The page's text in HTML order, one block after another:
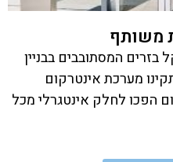
משותף
המסתובבים בבניין
מערכת אינטרקום
הפכו לחלק אינטגרלי מכל